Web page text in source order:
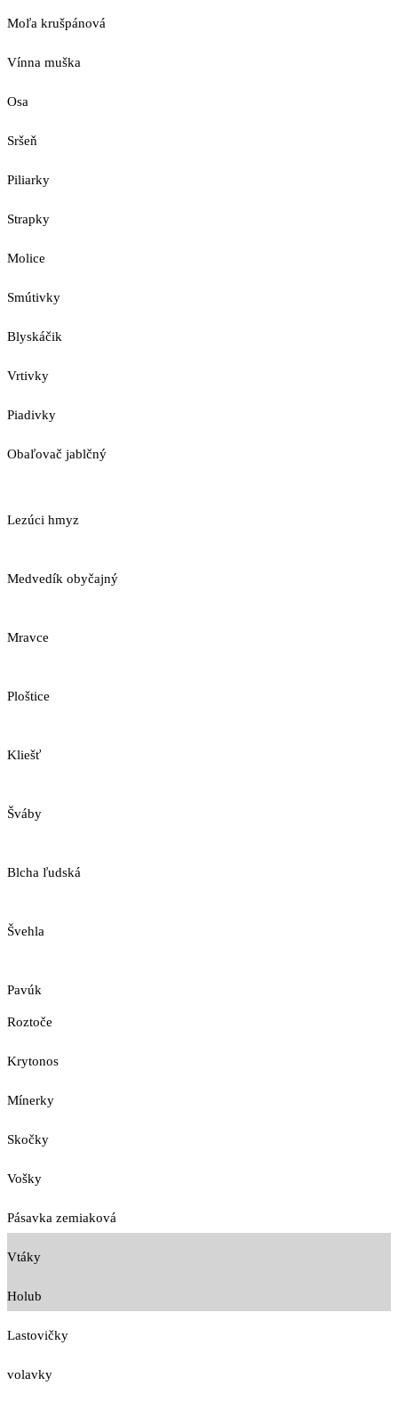
Moľa krušpánová
Vínna muška
Osa
Sršeň
Piliarky
Strapky
Molice
Smútivky
Blyskáčik
Vrtivky
Piadivky
Obaľovač jablčný
Lezúci hmyz
Medvedík obyčajný
Mravce
Ploštice
Kliešť
Šváby
Blcha ľudská
Švehla
Pavúk
Roztoče
Krytonos
Mínerky
Skočky
Vošky
Pásavka zemiaková
Vtáky
Holub
Lastovičky
volavky